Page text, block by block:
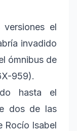
el
invadido
ómnibus de
959).
hasta el
dos de las
Rocío Isabel